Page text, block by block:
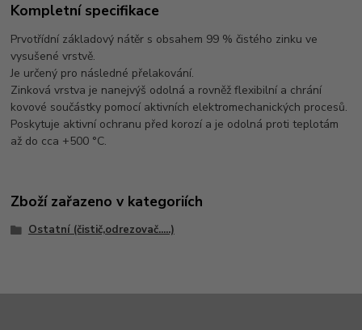
Kompletní specifikace
Prvotřídní základový nátěr s obsahem 99 % čistého zinku ve
vysušené vrstvě.
Je určený pro následné přelakování.
Zinková vrstva je nanejvýš odolná a rovněž flexibilní a chrání
kovové součástky pomocí aktivních elektromechanických procesů.
Poskytuje aktivní ochranu před korozí a je odolná proti teplotám
až do cca +500 °C.
Zboží zařazeno v kategoriích
Ostatní (čistič,odrezovač.....)